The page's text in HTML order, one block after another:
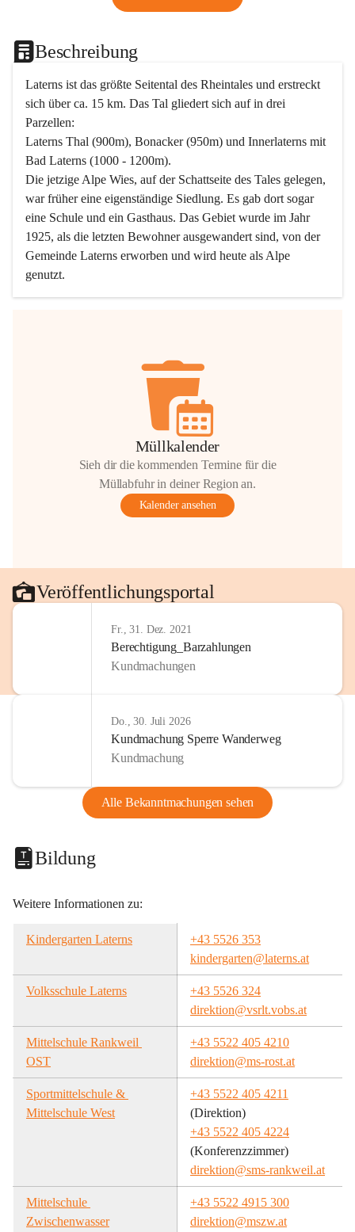
Beschreibung
Laterns ist das größte Seitental des Rheintales und erstreckt
sich über ca. 15 km. Das Tal gliedert sich auf in drei
Parzellen:
Laterns Thal (900m), Bonacker (950m) und Innerlaterns mit
Bad Laterns (1000 - 1200m).
Die jetzige Alpe Wies, auf der Schattseite des Tales gelegen,
war früher eine eigenständige Siedlung. Es gab dort sogar
eine Schule und ein Gasthaus. Das Gebiet wurde im Jahr
1925, als die letzten Bewohner ausgewandert sind, von der
Gemeinde Laterns erworben und wird heute als Alpe
genutzt.
Müllkalender
Sieh dir die kommenden Termine für die
Müllabfuhr in deiner Region an.
Kalender ansehen
Veröffentlichungsportal
Fr., 31. Dez. 2021
Berechtigung_Barzahlungen
Kundmachungen
Do., 30. Juli 2026
Kundmachung Sperre Wanderweg
Kundmachung
Alle Bekanntmachungen sehen
Bildung
Weitere Informationen zu:
Kindergarten Laterns
+43 5526 353
kindergarten@laterns.at
Volksschule Laterns
+43 5526 324
direktion@vsrlt.vobs.at
Mittelschule Rankweil
OST
+43 5522 405 4210
direktion@ms-rost.at
Sportmittelschule &
Mittelschule West
+43 5522 405 4211
(Direktion)
+43 5522 405 4224
(Konferenzzimmer)
direktion@sms-rankweil.at
Mittelschule
Zwischenwasser
+43 5522 4915 300
direktion@mszw.at